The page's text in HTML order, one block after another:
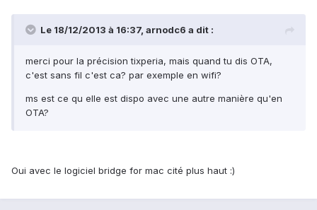
Le 18/12/2013 à 16:37, arnodc6 a dit :
merci pour la précision tixperia, mais quand tu dis OTA,
c'est sans fil c'est ca? par exemple en wifi?
ms est ce qu elle est dispo avec une autre manière qu'en
OTA?
Oui avec le logiciel bridge for mac cité plus haut :)